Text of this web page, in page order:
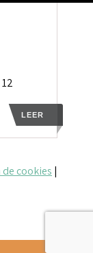
LEER
cookies |